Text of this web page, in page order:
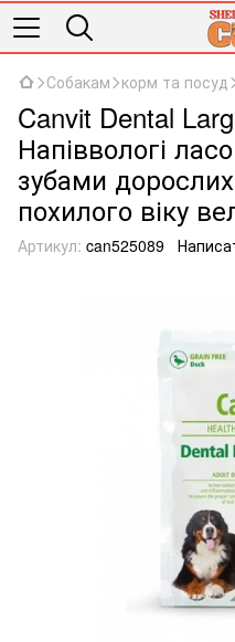
Собакам корм та посуд
Canvit Dental
Напіввологі
зубами
похилого віку
Артикул: can525089